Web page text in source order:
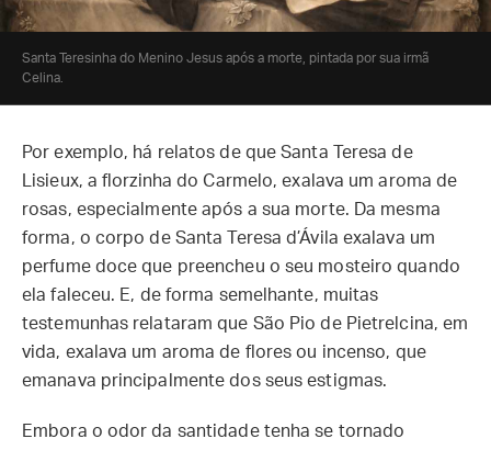
Santa Teresinha do Menino Jesus após a morte, pintada por sua irmã
Celina.
Por exemplo, há relatos de que Santa Teresa de
Lisieux, a florzinha do Carmelo, exalava um aroma de
rosas, especialmente após a sua morte. Da mesma
forma, o corpo de Santa Teresa d’Ávila exalava um
perfume doce que preencheu o seu mosteiro quando
ela faleceu. E, de forma semelhante, muitas
testemunhas relataram que São Pio de Pietrelcina, em
vida, exalava um aroma de flores ou incenso, que
emanava principalmente dos seus estigmas.
Embora o odor da santidade tenha se tornado